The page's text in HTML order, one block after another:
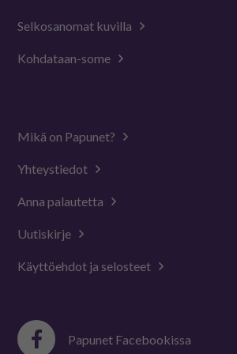
Selkosanomat kuvilla
Kohdataan-some
Mikä on Papunet?
Yhteystiedot
Anna palautetta
Uutiskirje
Käyttöehdot ja selosteet
Papunet Facebookissa